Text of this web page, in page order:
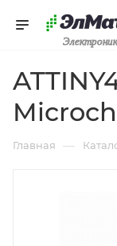
Главная —